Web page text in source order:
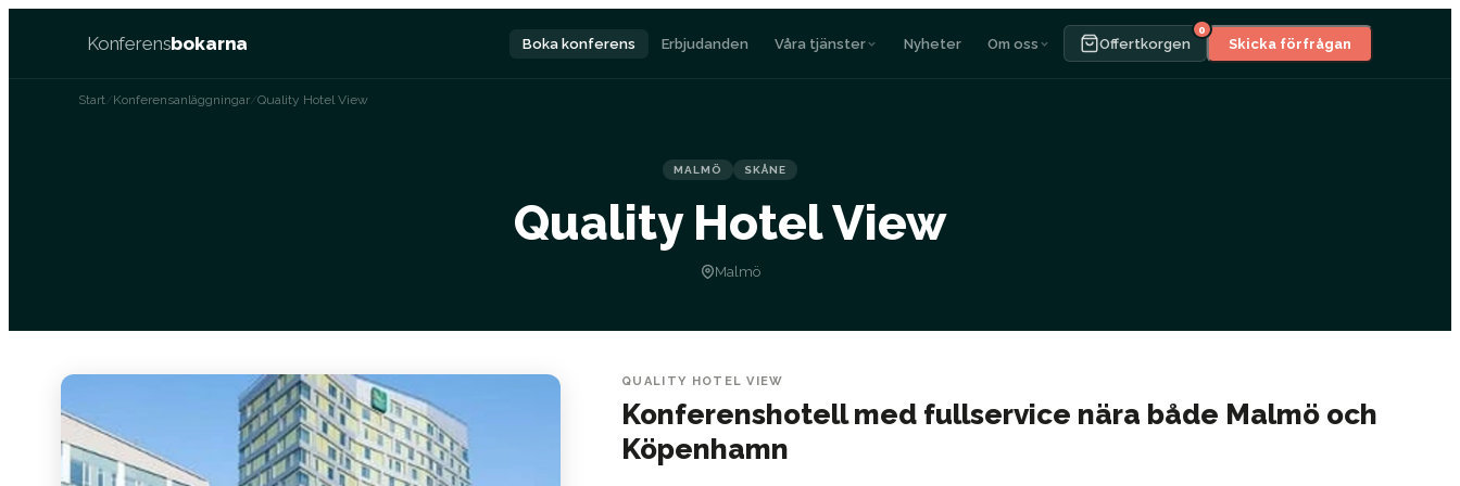
Konferensbokarna Boka konferens Erbjudanden Våra tjänster Nyheter Om oss Offertkorgen
0
Skicka förfrågan
Start Konferensanläggningar Quality Hotel View
MALMÖ SKÅNE
Quality Hotel View
Malmö
QUALITY HOTEL VIEW
Konferenshotell med fullservice nära både Malmö och
Köpenhamn